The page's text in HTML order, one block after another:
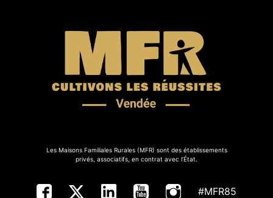
Les Maisons Familiales Rurales (MFR) sont des établissements
privés, associatifs, en contrat avec l’État.
#MFR85